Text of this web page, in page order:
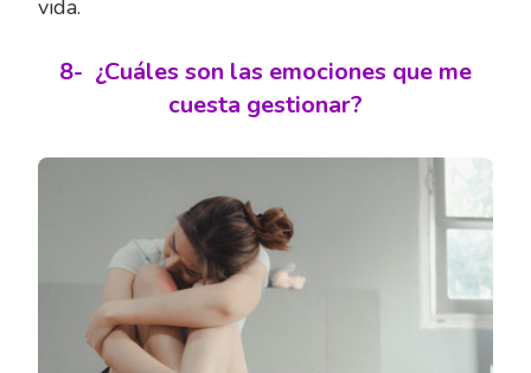
vida.
8- ¿Cuáles son las emociones que me
cuesta gestionar?